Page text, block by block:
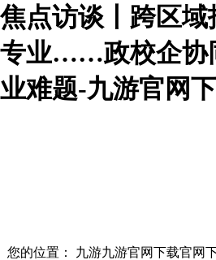
焦点访谈丨跨区
专业……政校企协
业难题-九游官网
您的位置： 九游九游官网下载官网